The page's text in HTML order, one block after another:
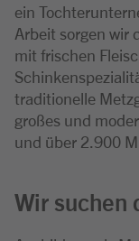
ein
Arbeit sorgen wir
mit frischen
traditionelle
großes und
und über 2.900
Wir suchen